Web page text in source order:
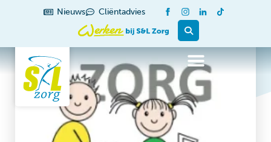
Nieuws Cliëntadvies